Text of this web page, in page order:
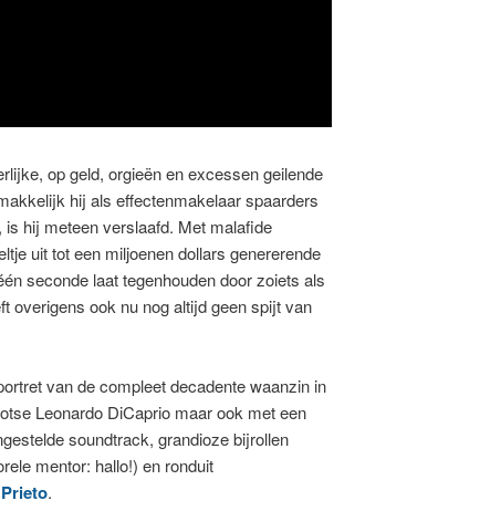
op geld, orgieën en excessen geilende
hij als effectenmakelaar spaarders
hij meteen verslaafd. Met malafide
uit tot een miljoenen dollars genererende
seconde laat tegenhouden door zoiets als
overigens ook nu nog altijd geen spijt van
van de compleet decadente waanzin in
Leonardo DiCaprio maar ook met een
soundtrack, grandioze bijrollen
mentor: hallo!) en ronduit
.